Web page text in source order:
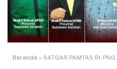
Beranda » SATGAS PAMTAS RI-PNG YONIF/